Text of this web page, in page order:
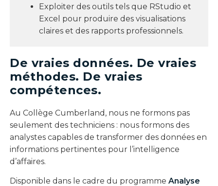
Exploiter des outils tels que RStudio et
Excel pour produire des visualisations
claires et des rapports professionnels.
De vraies données. De vraies
méthodes. De vraies
compétences.
Au Collège Cumberland, nous ne formons pas
seulement des techniciens : nous formons des
analystes capables de transformer des données en
informations pertinentes pour l’intelligence
d’affaires.
Disponible dans le cadre du programme Analyse